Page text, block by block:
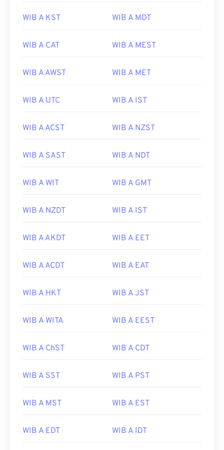
WIB A KST WIB A MDT
WIB A CAT WIB A MEST
WIB A AWST WIB A MET
WIB A UTC WIB A IST
WIB A ACST WIB A NZST
WIB A SAST WIB A NDT
WIB A WIT WIB A GMT
WIB A NZDT WIB A IST
WIB A AKDT WIB A EET
WIB A ACDT WIB A EAT
WIB A HKT WIB A JST
WIB A WITA WIB A EEST
WIB A ChST WIB A CDT
WIB A SST WIB A PST
WIB A MST WIB A EST
WIB A EDT WIB A IDT